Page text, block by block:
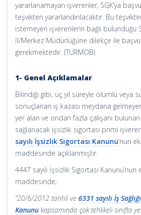
yararlanamayan işverenler, SGK’ya
teşvikten yararlandırılacaktır. Bu
istemeyen işverenlerin bağlı bulunduğu
İl/Merkez Müdürlüğüne dilekçe ile
gerekmektedir. (TÜRMOB)
1- Genel Açıklamalar
Bilindiği gibi, üç yıl süreyle ölümlü veya
sonuçlanan iş kazası meydana
yer alan ve ondan fazla çalışanı
sağlanacak işsizlik sigortası primi
sayılı İşsizlik Sigortası Kanunu‘nun
maddesinde açıklanmıştır.
4447 sayılı İşsizlik Sigortası Kanunu’nun
maddesinde;
“20/6/2012 tarihli ve 6331 sayılı İş
Kanunu kapsamında çok tehlikeli sınıfta